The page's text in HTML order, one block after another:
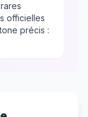
officielles
précis :